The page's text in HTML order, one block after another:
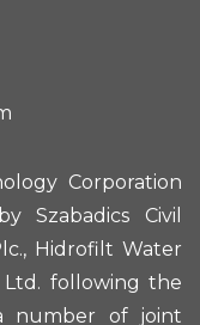
Corporation
Szabadics Civil
Hidrofilt Water
following the
number of joint